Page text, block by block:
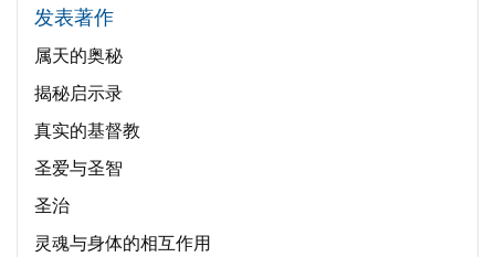
发表著作
属天的奥秘
揭秘启示录
真实的基督教
圣爱与圣智
圣治
灵魂与身体的相互作用